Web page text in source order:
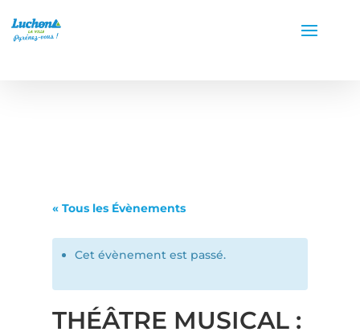
« Tous les Évènements
Cet évènement est passé.
THÉÂTRE MUSICAL :